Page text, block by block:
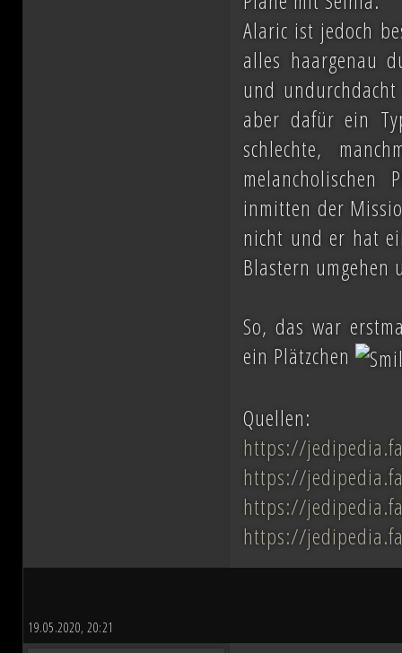
Alaric ist jedoch
alles haargenau
und
aber dafür ein
schlechte,
inmitten der
nicht und er hat
Blastern umgehen
So, das war
ein Plätzchen
Quellen:
https://
https://
https://
https://
19.05.2020, 20:21